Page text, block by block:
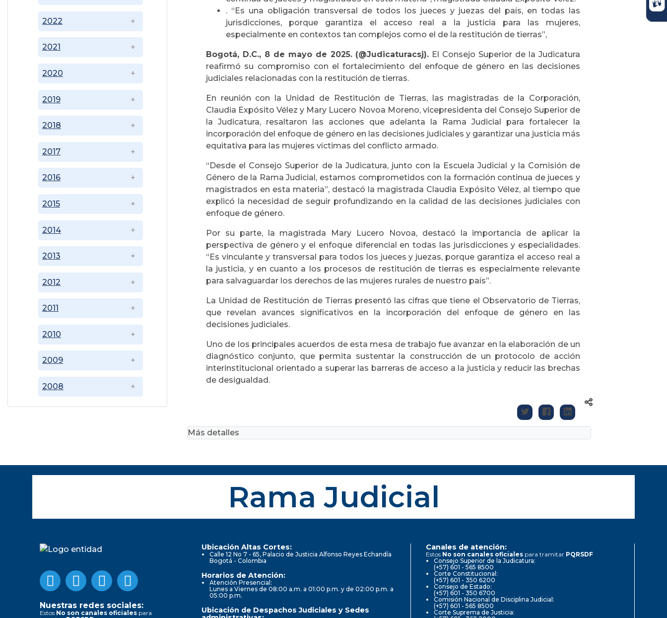
2008
2009
2010
2011
2012
2013
2014
2015
2016
2017
2018
2019
2020
2021
2022
. “Es una obligación transversal de todos los jueces y juezas del país, en todas las
jurisdicciones, porque garantiza el acceso real a la justicia para las mujeres,
especialmente en contextos tan complejos como el de la restitución de tierras”,
Bogotá, D.C., 8 de mayo de 2025. (@Judicaturacsj). El Consejo Superior de la Judicatura
reafirmó su compromiso con el fortalecimiento del enfoque de género en las decisiones
judiciales relacionadas con la restitución de tierras.
En reunión con la Unidad de Restitución de Tierras, las magistradas de la Corporación,
Claudia Expósito Vélez y Mary Lucero Novoa Moreno, vicepresidenta del Consejo Superior de
la Judicatura, resaltaron las acciones que adelanta la Rama Judicial para fortalecer la
incorporación del enfoque de género en las decisiones judiciales y garantizar una justicia más
equitativa para las mujeres víctimas del conflicto armado.
“Desde el Consejo Superior de la Judicatura, junto con la Escuela Judicial y la Comisión de
Género de la Rama Judicial, estamos comprometidos con la formación continua de jueces y
magistrados en esta materia”, destacó la magistrada Claudia Expósito Vélez, al tiempo que
explicó la necesidad de seguir profundizando en la calidad de las decisiones judiciales con
enfoque de género.
Por su parte, la magistrada Mary Lucero Novoa, destacó la importancia de aplicar la
perspectiva de género y el enfoque diferencial en todas las jurisdicciones y especialidades.
“Es vinculante y transversal para todos los jueces y juezas, porque garantiza el acceso real a
la justicia, y en cuanto a los procesos de restitución de tierras es especialmente relevante
para salvaguardar los derechos de las mujeres rurales de nuestro país”.
La Unidad de Restitución de Tierras presentó las cifras que tiene el Observatorio de Tierras,
que revelan avances significativos en la incorporación del enfoque de género en las
decisiones judiciales.
Uno de los principales acuerdos de esta mesa de trabajo fue avanzar en la elaboración de un
diagnóstico conjunto, que permita sustentar la construcción de un protocolo de acción
interinstitucional orientado a superar las barreras de acceso a la justicia y reducir las brechas
de desigualdad.
Más detalles
Rama Judicial
Nuestras redes sociales:
Estos No son canales oficiales para
Ubicación Altas Cortes:
Calle 12 No 7 - 65, Palacio de Justicia Alfonso Reyes Echandía
Bogotá - Colombia
Horarios de Atención:
Atención Presencial:
Lunes a Viernes de 08:00 a.m. a 01:00 p.m. y de 02:00 p.m. a
05:00 p.m.
Ubicación de Despachos Judiciales y Sedes
Canales de atención:
Estos No son canales oficiales para tramitar PQRSDF
Consejo Superior de la Judicatura:
(+57) 601 - 565 8500
Corte Constitucional:
(+57) 601 - 350 6200
Consejo de Estado:
(+57) 601 - 350 6700
Comisión Nacional de Disciplina Judicial:
(+57) 601 - 565 8500
Corte Suprema de Justicia: